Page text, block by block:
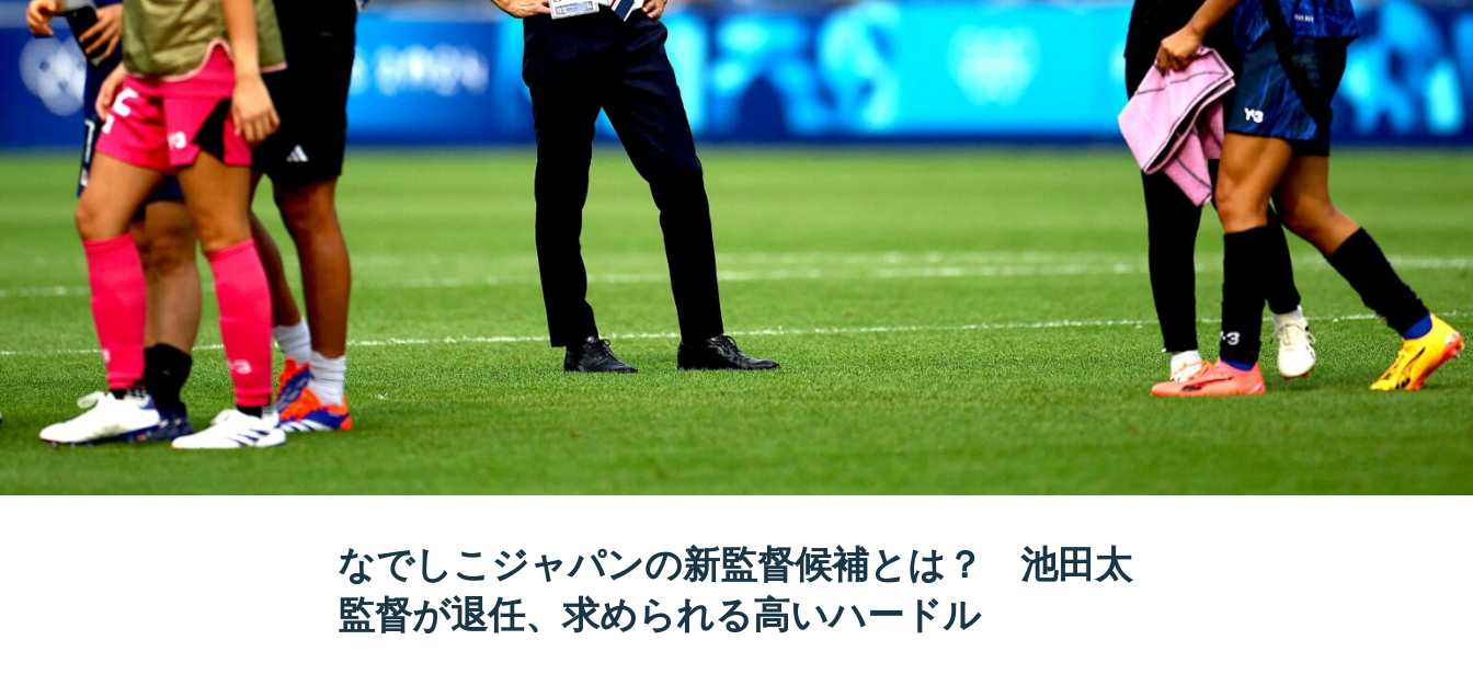
なでしこジャパンの新監督候補とは？ 池田太
監督が退任、求められる高いハードル